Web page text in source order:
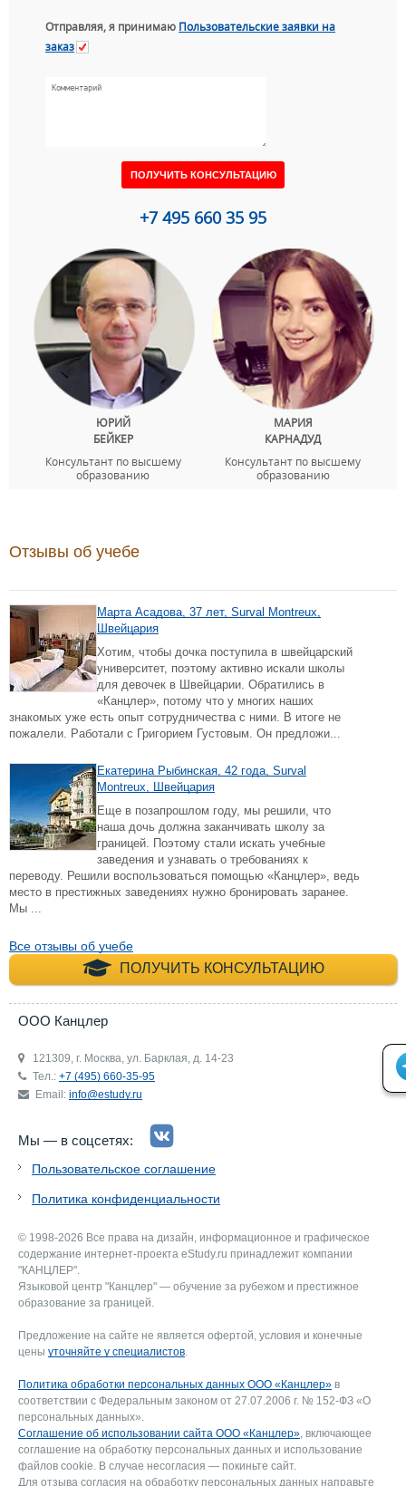
Отправляя, я принимаю Пользовательские заявки на
заказ
+7 495 660 35 95
ЮРИЙ
БЕЙКЕР
Консультант по высшему
образованию
МАРИЯ
КАРНАДУД
Консультант по высшему
образованию
Отзывы об учебе
Марта Асадова, 37 лет, Surval Montreux,
Швейцария
Хотим, чтобы дочка поступила в швейцарский
университет, поэтому активно искали школы
для девочек в Швейцарии. Обратились в
«Канцлер», потому что у многих наших
знакомых уже есть опыт сотрудничества с ними. В итоге не
пожалели. Работали с Григорием Густовым. Он предложи...
Екатерина Рыбинская, 42 года, Surval
Montreux, Швейцария
Еще в позапрошлом году, мы решили, что
наша дочь должна заканчивать школу за
границей. Поэтому стали искать учебные
заведения и узнавать о требованиях к
переводу. Решили воспользоваться помощью «Канцлер», ведь
место в престижных заведениях нужно бронировать заранее.
Мы ...
Все отзывы об учебе
ПОЛУЧИТЬ КОНСУЛЬТАЦИЮ
+7 (495) 660-35-
ООО Канцлер
121309, г. Москва, ул. Барклая, д. 14-23
Тел.: +7 (495) 660-35-95
Email: info@estudy.ru
Мы — в соцсетях:
Пользовательское соглашение
Политика конфиденциальности
© 1998-2026 Все права на дизайн, информационное и графическое
содержание интернет-проекта eStudy.ru принадлежит компании
"КАНЦЛЕР".
Языковой центр "Канцлер" — обучение за рубежом и престижное
образование за границей.
Предложение на сайте не является офертой, условия и конечные
цены уточняйте у специалистов
Политика обработки персональных данных ООО «Канцлер» в
соответствии с Федеральным законом от 27.07.2006 г. № 152-ФЗ «О
персональных данных».
Соглашение об использовании сайта ООО «Канцлер» , включающее
соглашение на обработку персональных данных и использование
файлов cookie. В случае несогласия — покиньте сайт.
Для отзыва согласия на обработку персональных данных направьте